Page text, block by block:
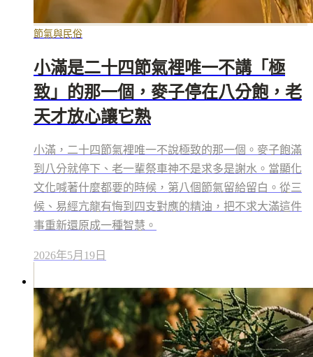
節氣與民俗
小滿是二十四節氣裡唯一不講「極
致」的那一個，麥子停在八分飽，老
天才放心讓它熟
小滿，二十四節氣裡唯一不說極致的那一個。麥子飽滿
到八分就停下、老一輩祭車神不是求多是謝水。當顯化
文化喊著什麼都要的時候，第八個節氣留給留白。從三
候、易經亢龍有悔到四支對應的精油，把不求大滿這件
事重新還原成一種智慧。
2026年5月19日